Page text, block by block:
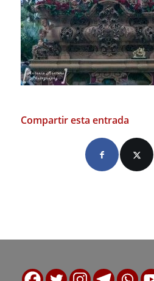
Compartir esta entrada